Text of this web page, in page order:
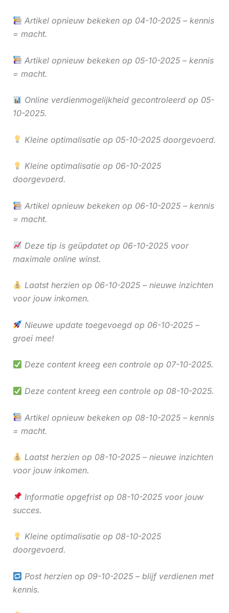
Artikel opnieuw bekeken op 04-10-2025 – kennis
= macht.
Artikel opnieuw bekeken op 05-10-2025 – kennis
= macht.
Online verdienmogelijkheid gecontroleerd op 05-
10-2025.
Kleine optimalisatie op 05-10-2025 doorgevoerd.
Kleine optimalisatie op 06-10-2025
doorgevoerd.
Artikel opnieuw bekeken op 06-10-2025 – kennis
= macht.
Deze tip is geüpdatet op 06-10-2025 voor
maximale online winst.
Laatst herzien op 06-10-2025 – nieuwe inzichten
voor jouw inkomen.
Nieuwe update toegevoegd op 06-10-2025 –
groei mee!
Deze content kreeg een controle op 07-10-2025.
Deze content kreeg een controle op 08-10-2025.
Artikel opnieuw bekeken op 08-10-2025 – kennis
= macht.
Laatst herzien op 08-10-2025 – nieuwe inzichten
voor jouw inkomen.
Informatie opgefrist op 08-10-2025 voor jouw
succes.
Kleine optimalisatie op 08-10-2025
doorgevoerd.
Post herzien op 09-10-2025 – blijf verdienen met
kennis.